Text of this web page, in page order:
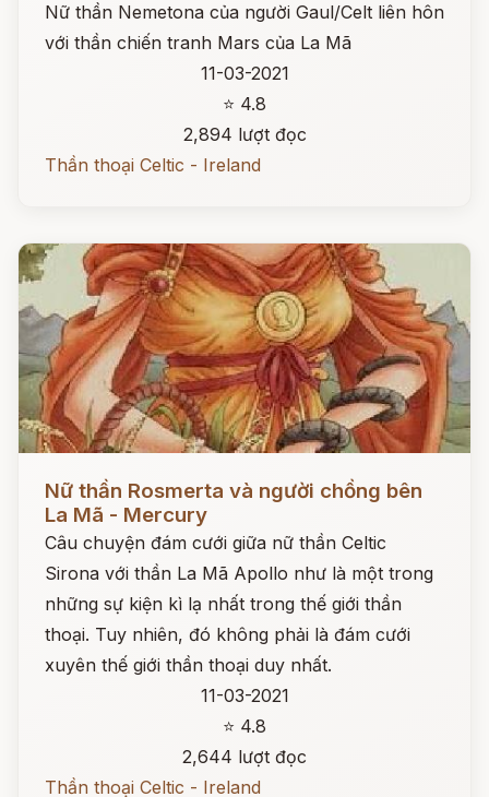
Nữ thần Nemetona của người Gaul/Celt liên hôn
với thần chiến tranh Mars của La Mã
11-03-2021
⭐ 4.8
2,894 lượt đọc
Thần thoại Celtic - Ireland
Nữ thần Rosmerta và người chồng bên
La Mã - Mercury
Câu chuyện đám cưới giữa nữ thần Celtic
Sirona với thần La Mã Apollo như là một trong
những sự kiện kì lạ nhất trong thế giới thần
thoại. Tuy nhiên, đó không phải là đám cưới
xuyên thế giới thần thoại duy nhất.
11-03-2021
⭐ 4.8
2,644 lượt đọc
Thần thoại Celtic - Ireland